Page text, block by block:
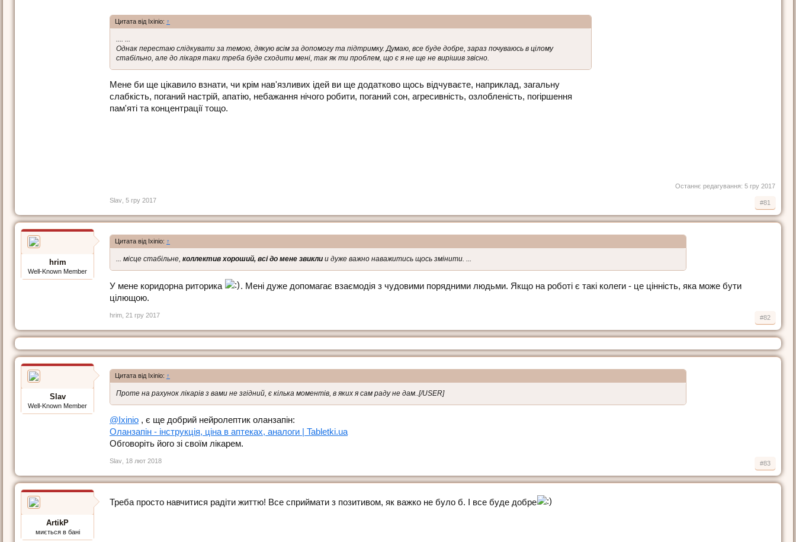
Цитата від Ixinio: ↑
.... ...
Однак перестаю слідкувати за темою, дякую всім за допомогу та підтримку. Думаю, все буде добре, зараз почуваюсь в цілому
стабільно, але до лікаря таки треба буде сходити мені, так як ти проблем, що є я не ще не вирішив звісно.
Мене би ще цікавило взнати, чи крім нав'язливих ідей ви ще додатково щось відчуваєте, наприклад, загальну
слабкість, поганий настрій, апатію, небажання нічого робити, поганий сон, агресивність, озлобленість, погіршення
пам'яті та концентрації тощо.
Останнє редагування: 5 гру 2017
Slav 5 гру 2017 #81
hrim
Well-Known Member
Цитата від Ixinio: ↑
... місце стабільне, коллектив хороший, всі до мене звикли и дуже важно наважитись щось змінити. ...
У мене коридорна риторика
. Мені дуже допомагає взаємодія з чудовими порядними людьми. Якщо на роботі є такі колеги - це цінність, яка може бути
цілющою.
hrim 21 гру 2017 #82
Slav
Well-Known Member
Цитата від Ixinio: ↑
Проте на рахунок лікарів з вами не згідний, є кілька моментів, в яких я сам раду не дам..[/USER]
@Ixinio , є ще добрий нейролептик оланзапін:
Оланзапін - інструкція, ціна в аптеках, аналоги | Tabletki.ua
Обговоріть його зі своїм лікарем.
Slav 18 лют 2018 #83
ArtikP
миється в бані
Треба просто навчитися радіти життю! Все сприймати з позитивом, як важко не було б. І все буде добре